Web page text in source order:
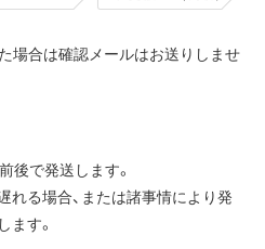
場合は確認メールはお送りしませ
後で発送します。
れる場合、または諸事情により発
す。